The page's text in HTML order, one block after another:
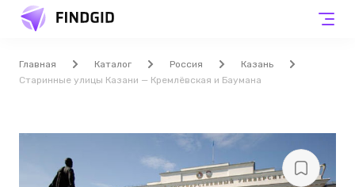
Главная Каталог Россия
Казань
Старинные улицы Казани — Кремлёвская и Баумана